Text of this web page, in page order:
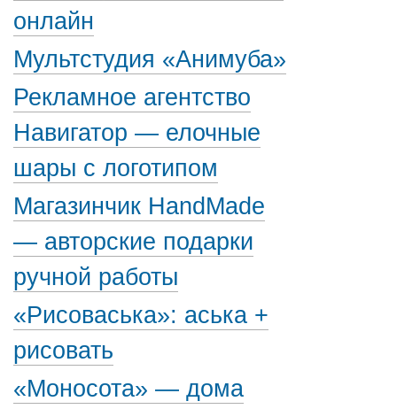
онлайн
Мультстудия «Анимуба»
Рекламное агентство
Навигатор — елочные
шары с логотипом
Магазинчик HandMade
— авторские подарки
ручной работы
«Рисоваська»: аська +
рисовать
«Моносота» — дома